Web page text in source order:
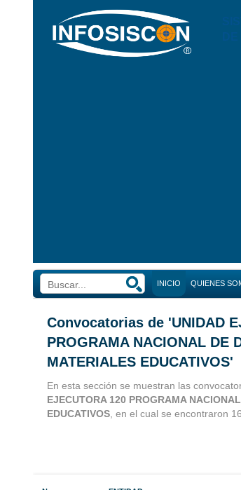
INICIO QUIENES
Convocatorias de 'UNIDAD
PROGRAMA NACIONAL DE
MATERIALES EDUCATIVOS'
En esta sección se muestran las
EJECUTORA 120 PROGRAMA
EDUCATIVOS , en el cual se encontraron